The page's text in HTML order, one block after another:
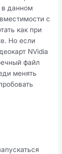
в данном
с
как при
Но если
NVidia
файл
менять